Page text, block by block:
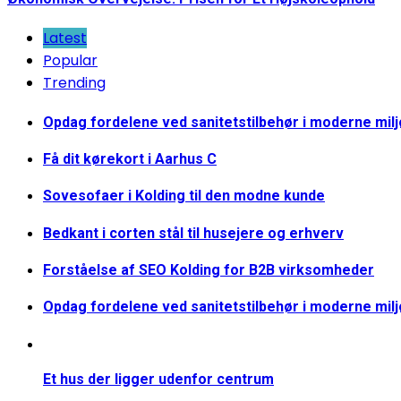
Latest
Popular
Trending
Opdag fordelene ved sanitetstilbehør i moderne
Få dit kørekort i Aarhus C
Sovesofaer i Kolding til den modne kunde
Bedkant i corten stål til husejere og erhverv
Forståelse af SEO Kolding for B2B virksomheder
Opdag fordelene ved sanitetstilbehør i moderne
Et hus der ligger udenfor centrum